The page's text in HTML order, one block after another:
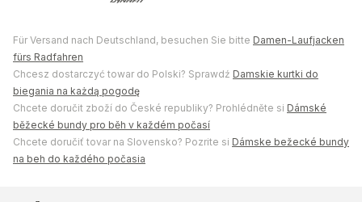
Für Versand nach Deutschland, besuchen Sie bitte Damen-Laufjacken
fürs Radfahren
Chcesz dostarczyć towar do Polski? Sprawdź Damskie kurtki do
biegania na każdą pogodę
Chcete doručit zboží do České republiky? Prohlédněte si Dámské
běžecké bundy pro běh v každém počasí
Chcete doručiť tovar na Slovensko? Pozrite si Dámske bežecké bundy
na beh do každého počasia